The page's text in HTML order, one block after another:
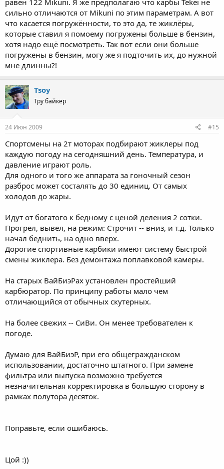
равен 122 Mikuni. Я же предполагаю что карбы Tekei не
сильно отличаются от Mikuni по этим параметрам. А вот
что касается погружённости, то это да, те жиклёры,
которые ставил я помоему погружены больше в бензин,
хотя надо ещё посмотреть. Так вот если они больше
погружены в бензин, могу же я подточить их, до нужной
мне длинны?!
Tsoy
Тру байкер
24 Июн 2009 #15
Спортсмены на 2т моторах подбирают жиклеры под
каждую погоду на сегодняшний день. Температура, и
давление играют роль.
Для одного и того же аппарата за гоночный сезон
разброс может состалять до 30 единиц. От самых
холодов до жары.
Идут от богатого к бедному с ценой деления 2 сотки.
Прогрел, вывел, на режим: Строчит -- вниз, и т.д. Только
начал беднить, на одно вверх.
Дорогие спортивные карбики имеют систему быстрой
смены жиклера. Без демонтажа поплавковой камеры.
На старых ВайБиэРах установлен простейший
карбюратор. По принципу работы мало чем
отличающийся от обычных скутерных.
На более свежих -- СиВи. Он менее требователен к
погоде.
Думаю для ВайБиэР, при его общегражданском
использовании, достаточно штатного. При замене
фильтра или выпуска возможно требуется
незначительная корректировка в большую сторону в
рамках полутора десяток.
Поправьте, если ошибаюсь.
Цой :))